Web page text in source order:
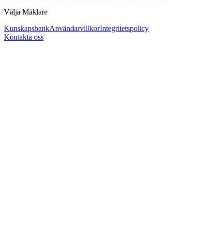
Välja Mäklare
KunskapsbankAnvändarvillkorIntegritetspolicy
Kontakta oss